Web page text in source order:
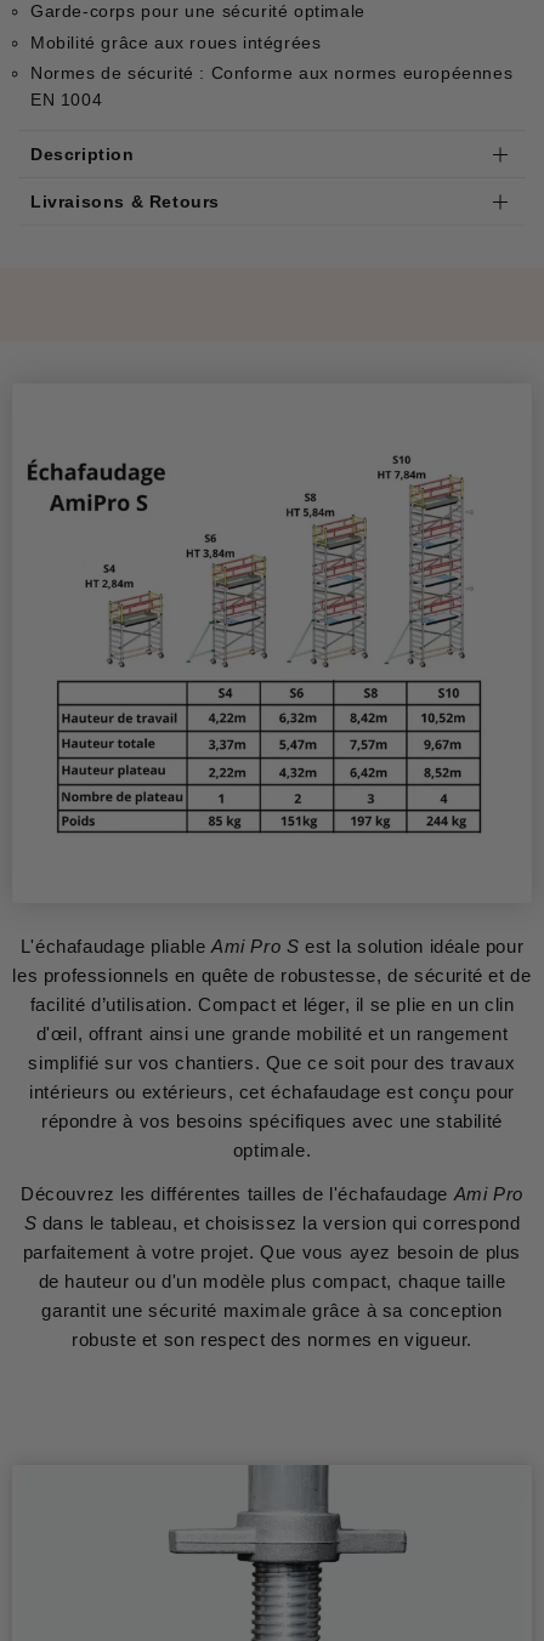
Garde-corps pour une sécurité optimale
Mobilité grâce aux roues intégrées
Normes de sécurité : Conforme aux normes européennes
EN 1004
Description
Livraisons & Retours
L'échafaudage pliable Ami Pro S est la solution idéale pour
les professionnels en quête de robustesse, de sécurité et de
facilité d’utilisation. Compact et léger, il se plie en un clin
d'œil, offrant ainsi une grande mobilité et un rangement
simplifié sur vos chantiers. Que ce soit pour des travaux
intérieurs ou extérieurs, cet échafaudage est conçu pour
répondre à vos besoins spécifiques avec une stabilité
optimale.
Découvrez les différentes tailles de l'échafaudage Ami Pro
S dans le tableau, et choisissez la version qui correspond
parfaitement à votre projet. Que vous ayez besoin de plus
de hauteur ou d'un modèle plus compact, chaque taille
garantit une sécurité maximale grâce à sa conception
robuste et son respect des normes en vigueur.